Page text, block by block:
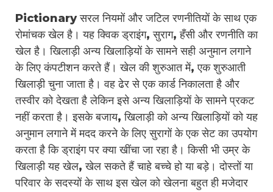
Pictionary सरल नियमों और जटिल रणनीतियों के साथ एक
रोमांचक खेल है। यह क्विक ड्राइंग, सुराग, हँसी और रणनीति का
खेल है। खिलाड़ी अन्य खिलाड़ियों के सामने सही अनुमान लगाने
के लिए कंपटीशन करते हैं। खेल की शुरुआत में, एक शुरुआती
खिलाड़ी चुना जाता है। वह ढेर से एक कार्ड निकालता है और
तस्वीर को देखता है लेकिन इसे अन्य खिलाड़ियों के सामने प्रकट
नहीं करता है। इसके बजाय, खिलाड़ी को अन्य खिलाड़ियों को यह
अनुमान लगाने में मदद करने के लिए सुरागों के एक सेट का उपयोग
करता है कि ड्राइंग पर क्या खींचा जा रहा है। किसी भी उम्र के
खिलाड़ी यह खेल, खेल सकते हैं चाहे बच्चे हो या बड़े। दोस्तों या
परिवार के सदस्यों के साथ इस खेल को खेलना बहुत ही मजेदार